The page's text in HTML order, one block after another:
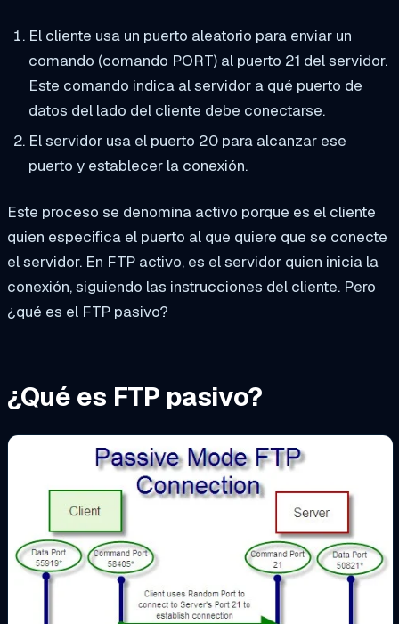
El cliente usa un puerto aleatorio para enviar un
comando (comando PORT) al puerto 21 del servidor.
Este comando indica al servidor a qué puerto de
datos del lado del cliente debe conectarse.
El servidor usa el puerto 20 para alcanzar ese
puerto y establecer la conexión.
Este proceso se denomina activo porque es el cliente
quien especifica el puerto al que quiere que se conecte
el servidor. En FTP activo, es el servidor quien inicia la
conexión, siguiendo las instrucciones del cliente. Pero
¿qué es el FTP pasivo?
¿Qué es FTP pasivo?